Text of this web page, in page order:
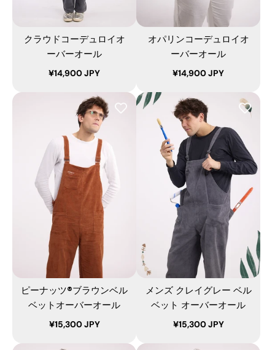
クラウドコーデュロイオ
ーバーオール
¥14,900 JPY
オパリンコーデュロイオ
ーバーオール
¥14,900 JPY
ピーナッツ®ブラウンベル
ベットオーバーオール
¥15,300 JPY
メンズ クレイグレー ベル
ベット オーバーオール
¥15,300 JPY